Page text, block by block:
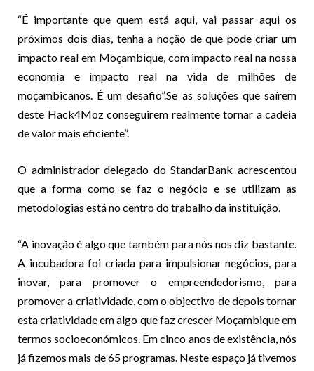
“É importante que quem está aqui, vai passar aqui os
próximos dois dias, tenha a noção de que pode criar um
impacto real em Moçambique, com impacto real na nossa
economia e impacto real na vida de milhões de
moçambicanos. É um desafio”.Se as soluções que saírem
deste Hack4Moz conseguirem realmente tornar a cadeia
de valor mais eficiente”.
O administrador delegado do StandarBank acrescentou
que a forma como se faz o negócio e se utilizam as
metodologias está no centro do trabalho da instituição.
“A inovação é algo que também para nós nos diz bastante.
A incubadora foi criada para impulsionar negócios, para
inovar, para promover o empreendedorismo, para
promover a criatividade, com o objectivo de depois tornar
esta criatividade em algo que faz crescer Moçambique em
termos socioeconómicos. Em cinco anos de existência, nós
já fizemos mais de 65 programas. Neste espaço já tivemos